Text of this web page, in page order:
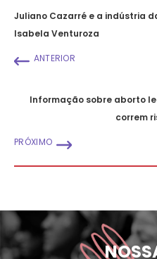
Juliano Cazarré e a indústria
Isabela Venturoza
ANTERIOR
Informação sobre aborto
correm
PRÓXIMO